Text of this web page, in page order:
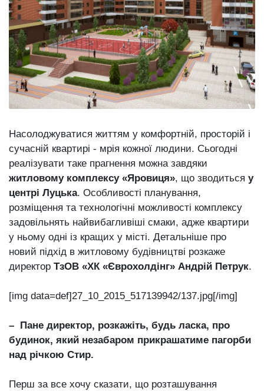
XIX
Спартакіада
VolWe...
29 Липня 2026
613 переглядів
Всі розділи
Персона
ZONE 18+
Контакти
Політика конфіденційності
Насолоджуватися життям у комфортній, просторій і
сучасній квартирі - мрія кожної людини. Сьогодні
реалізувати таке прагнення можна завдяки
житловому комплексу «Яровиця», що зводиться у
центрі Луцька. Особливості планування,
розміщення та технологічні можливості комплексу
задовільнять найвибагливіші смаки, адже квартири
у ньому одні із кращих у місті. Детальніше про
новий підхід в житловому будівництві розкаже
директор ТзОВ «ХК «Єврохолдінг» Андрій Петрук.
[img data=def]27_10_2015_517139942/137.jpg[/img]
– Пане директор, розкажіть, будь ласка, про
будинок, який незабаром прикрашатиме пагорби
над річкою Стир.
Перш за все хочу сказати, що розташування